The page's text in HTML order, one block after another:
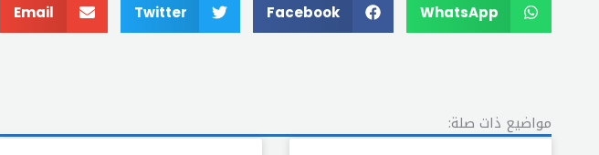
WhatsApp
Facebook
Twitter
Email
مواضيع ذات صلة: